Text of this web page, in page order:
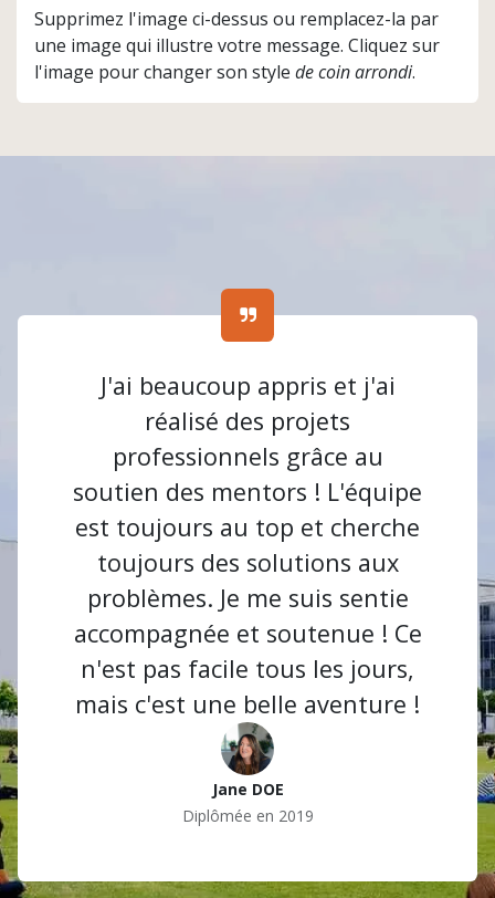
Supprimez l'image ci-dessus ou remplacez-la par
une image qui illustre votre message. Cliquez sur
l'image pour changer son style de coin arrondi.
J'ai beaucoup appris et j'ai
réalisé des projets
professionnels grâce au
soutien des mentors ! L'équipe
est toujours au top et cherche
toujours des solutions aux
problèmes. Je me suis sentie
accompagnée et soutenue ! Ce
n'est pas facile tous les jours,
mais c'est une belle aventure !
Jane DOE
Diplômée en 2019